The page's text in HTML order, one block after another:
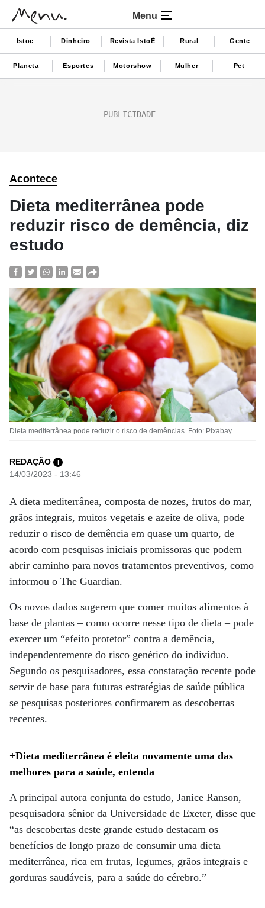
Menu
Istoe Dinheiro Revista IstoÉ Rural Gente
Planeta Esportes Motorshow Mulher Pet
Acontece
Dieta mediterrânea pode
reduzir risco de demência, diz
estudo
Dieta mediterrânea pode reduzir o risco de demências. Foto: Pixabay
REDAÇÃO i
14/03/2023 - 13:46
A dieta mediterrânea, composta de nozes, frutos do mar,
grãos integrais, muitos vegetais e azeite de oliva, pode
reduzir o risco de demência em quase um quarto, de
acordo com pesquisas iniciais promissoras que podem
abrir caminho para novos tratamentos preventivos, como
informou o The Guardian.
Os novos dados sugerem que comer muitos alimentos à
base de plantas – como ocorre nesse tipo de dieta – pode
exercer um “efeito protetor” contra a demência,
independentemente do risco genético do indivíduo.
Segundo os pesquisadores, essa constatação recente pode
servir de base para futuras estratégias de saúde pública
se pesquisas posteriores confirmarem as descobertas
recentes.
+Dieta mediterrânea é eleita novamente uma das
melhores para a saúde, entenda
A principal autora conjunta do estudo, Janice Ranson,
pesquisadora sênior da Universidade de Exeter, disse que
“as descobertas deste grande estudo destacam os
benefícios de longo prazo de consumir uma dieta
mediterrânea, rica em frutas, legumes, grãos integrais e
gorduras saudáveis, para a saúde do cérebro.”